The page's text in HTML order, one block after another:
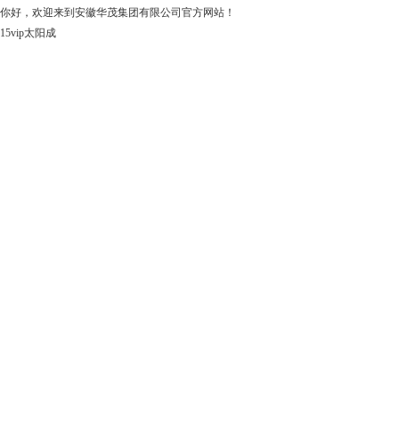
你好，欢迎来到安徽华茂集团有限公司官方网站！
15vip太阳成